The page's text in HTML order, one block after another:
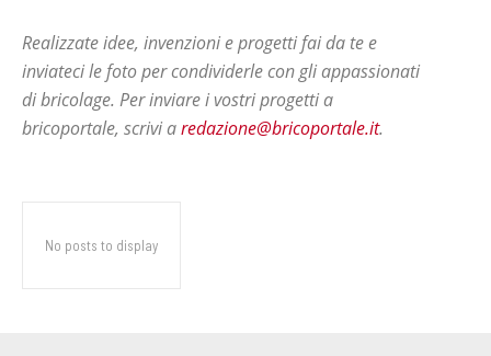
Realizzate idee, invenzioni e progetti fai da te e
inviateci le foto per condividerle con gli appassionati
di bricolage. Per inviare i vostri progetti a
bricoportale, scrivi aredazione@bricoportale.it.
No posts to display